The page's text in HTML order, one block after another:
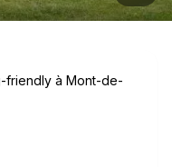
friendly à Mont-de-